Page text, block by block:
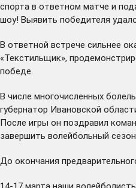
спорта в ответном матче и
шоу! Выявить победителя
В ответной встрече сильнее
«Текстильщик»,
победе.
В числе многочисленных
губернатор Ивановской
После игры он поздравил
завершить волейбольный сезон.
До окончания